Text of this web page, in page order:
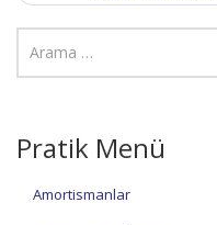
Pratik Menü
Amortismanlar